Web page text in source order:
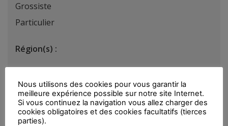
Grossiste
Particulier
Région(s) :
Vous devez être connecté pour consulter le détail
de ce cette offre.
Nous utilisons des cookies pour vous garantir la
meilleure expérience possible sur notre site Internet.
Si vous continuez la navigation vous allez charger des
cookies obligatoires et des cookies facultatifs (tierces
parties).